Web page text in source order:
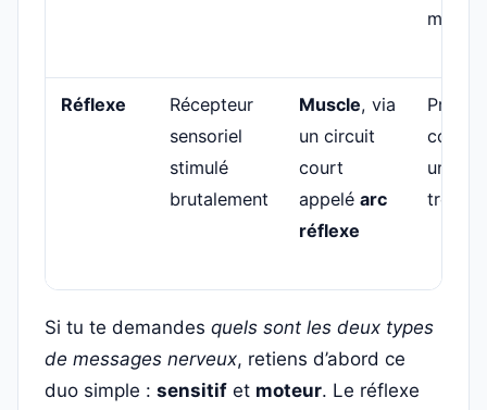
Réflexe
Récepteur
sensoriel
stimulé
brutalement
Muscle, via
un circuit
court
appelé arc
réflexe
corps
une
très
Si tu te demandes quels sont les deux types
de messages nerveux, retiens d’abord ce
duo simple : sensitif et moteur. Le réflexe